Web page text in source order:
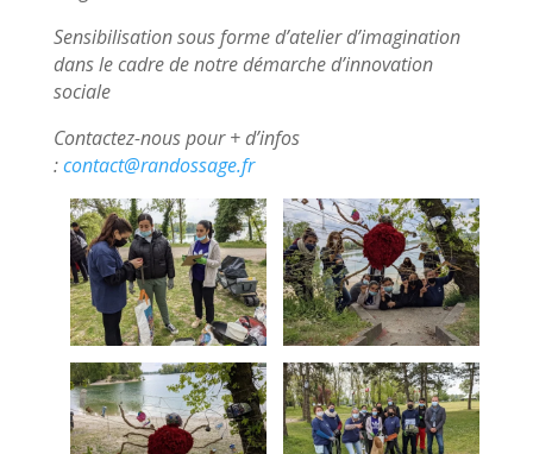
Sensibilisation sous forme d’atelier d’imagination
dans le cadre de notre démarche d’innovation
sociale
Contactez-nous pour + d’infos
:contact@randossage.fr